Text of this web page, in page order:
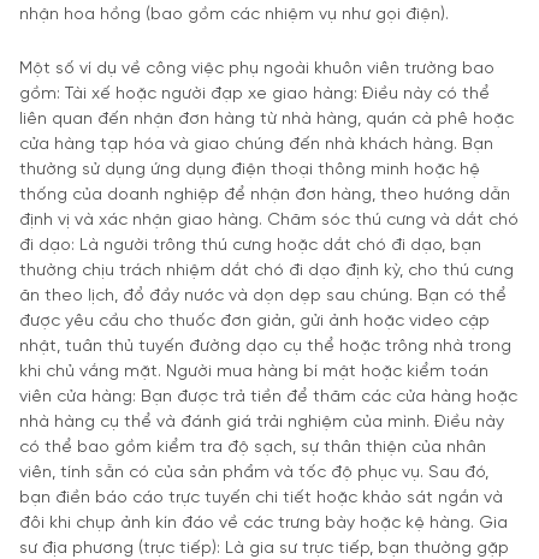
nhận hoa hồng (bao gồm các nhiệm vụ như gọi điện).
Một số ví dụ về công việc phụ ngoài khuôn viên trường bao
gồm: Tài xế hoặc người đạp xe giao hàng: Điều này có thể
liên quan đến nhận đơn hàng từ nhà hàng, quán cà phê hoặc
cửa hàng tạp hóa và giao chúng đến nhà khách hàng. Bạn
thường sử dụng ứng dụng điện thoại thông minh hoặc hệ
thống của doanh nghiệp để nhận đơn hàng, theo hướng dẫn
định vị và xác nhận giao hàng. Chăm sóc thú cưng và dắt chó
đi dạo: Là người trông thú cưng hoặc dắt chó đi dạo, bạn
thường chịu trách nhiệm dắt chó đi dạo định kỳ, cho thú cưng
ăn theo lịch, đổ đầy nước và dọn dẹp sau chúng. Bạn có thể
được yêu cầu cho thuốc đơn giản, gửi ảnh hoặc video cập
nhật, tuân thủ tuyến đường dạo cụ thể hoặc trông nhà trong
khi chủ vắng mặt. Người mua hàng bí mật hoặc kiểm toán
viên cửa hàng: Bạn được trả tiền để thăm các cửa hàng hoặc
nhà hàng cụ thể và đánh giá trải nghiệm của mình. Điều này
có thể bao gồm kiểm tra độ sạch, sự thân thiện của nhân
viên, tính sẵn có của sản phẩm và tốc độ phục vụ. Sau đó,
bạn điền báo cáo trực tuyến chi tiết hoặc khảo sát ngắn và
đôi khi chụp ảnh kín đáo về các trưng bày hoặc kệ hàng. Gia
sư địa phương (trực tiếp): Là gia sư trực tiếp, bạn thường gặp